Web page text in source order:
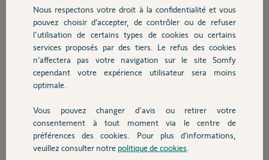
Chauffage
Autres produits
Devis avec un pro
Contact
Bonjour Patrick,
Nous vous informons qu'un sujet a déjà était ouvert pour cette question.
Merci de vous référer
pour accéder au Post.
Bonne journée,
Thomas M. il y a presque 13 ans
Nous respectons votre droit à la confidentialité et vous
pouvez choisir d’accepter, de contrôler ou de refuser
l'utilisation de certains types de cookies ou certains
services proposés par des tiers. Le refus des cookies
n’affectera pas votre navigation sur le site Somfy
cependant votre expérience utilisateur sera moins
optimale.
Vous pouvez changer d'avis ou retirer votre
consentement à tout moment via le centre de
préférences des cookies. Pour plus d’informations,
veuillez consulter notre politique de cookies